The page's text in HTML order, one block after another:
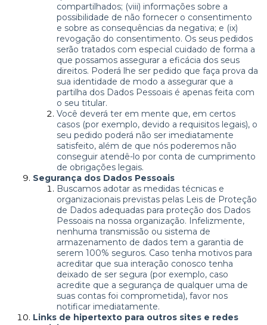
compartilhados; (viii) informações sobre a
possibilidade de não fornecer o consentimento
e sobre as consequências da negativa; e (ix)
revogação do consentimento. Os seus pedidos
serão tratados com especial cuidado de forma a
que possamos assegurar a eficácia dos seus
direitos. Poderá lhe ser pedido que faça prova da
sua identidade de modo a assegurar que a
partilha dos Dados Pessoais é apenas feita com
o seu titular.
Você deverá ter em mente que, em certos
casos (por exemplo, devido a requisitos legais), o
seu pedido poderá não ser imediatamente
satisfeito, além de que nós poderemos não
conseguir atendê-lo por conta de cumprimento
de obrigações legais.
Segurança dos Dados Pessoais
Buscamos adotar as medidas técnicas e
organizacionais previstas pelas Leis de Proteção
de Dados adequadas para proteção dos Dados
Pessoais na nossa organização. Infelizmente,
nenhuma transmissão ou sistema de
armazenamento de dados tem a garantia de
serem 100% seguros. Caso tenha motivos para
acreditar que sua interação conosco tenha
deixado de ser segura (por exemplo, caso
acredite que a segurança de qualquer uma de
suas contas foi comprometida), favor nos
notificar imediatamente.
Links de hipertexto para outros sites e redes